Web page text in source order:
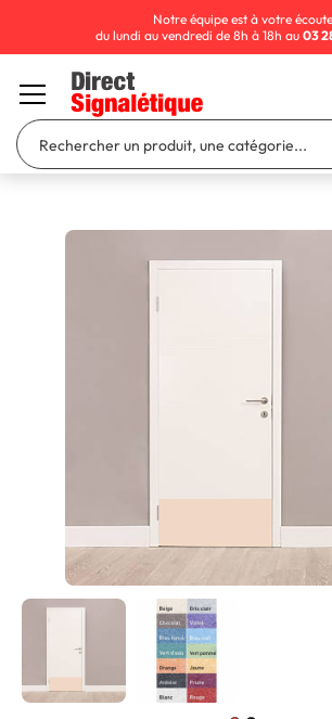
Notre équipe est à votre écoute
du lundi au vendredi de 8h à 18h au 03